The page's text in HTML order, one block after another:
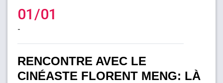
01/01
-
RENCONTRE AVEC LE
CINÉASTE FLORENT MENG: LÀ